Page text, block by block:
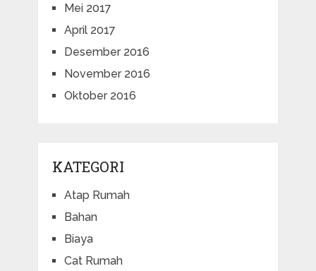
Mei 2017
April 2017
Desember 2016
November 2016
Oktober 2016
KATEGORI
Atap Rumah
Bahan
Biaya
Cat Rumah